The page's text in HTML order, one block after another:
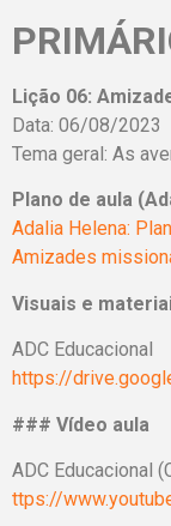
Lição 06:
Data: 06/08/2023
Tema geral: As
Plano de aula
Adalia Helena:
Amizades
Visuais e
ADC Educacional
https://
### Vídeo aula
ADC Educacional
ttps://